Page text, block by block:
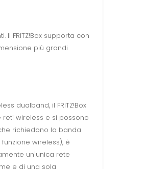
FRITZ!Box supporta con
più grandi
dualband, il FRITZ!Box
reti wireless e si possono
richiedono la banda
wireless), è
un'unica rete
e di una sola